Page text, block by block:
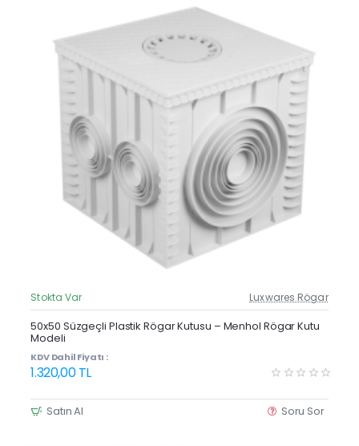
Güncel Fiyat
Yeni Ürün
Stokta Var Luxwares Rögar
50x50 Süzgeçli Plastik Rögar Kutusu – Menhol Rögar Kutu
Modeli
KDV Dahil Fiyatı :
1.320,00 TL
Satın Al Soru Sor